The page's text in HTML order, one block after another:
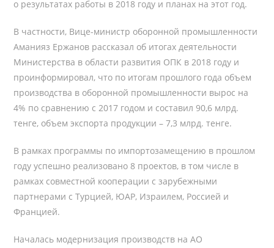
о результатах работы в 2018 году и планах на этот год.
В частности, Вице-министр оборонной промышленности
Аманияз Ержанов рассказал об итогах деятельности
Министерства в области развития ОПК в 2018 году и
проинформировал, что по итогам прошлого года объем
производства в оборонной промышленности вырос на
4% по сравнению с 2017 годом и составил 90,6 млрд.
тенге, объем экспорта продукции – 7,3 млрд. тенге.
В рамках программы по импортозамещению в прошлом
году успешно реализовано 8 проектов, в том числе в
рамках совместной кооперации с зарубежными
партнерами с Турцией, ЮАР, Израилем, Россией и
Францией.
Началась модернизация производств на АО